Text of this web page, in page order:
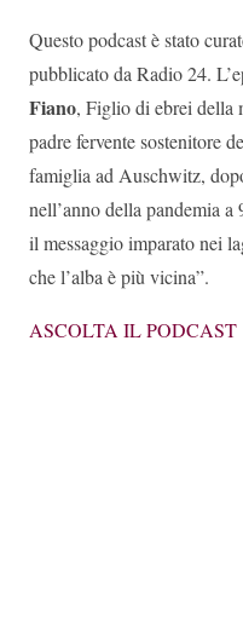
Questo podcast è stato
pubblicato da Radio 24.
Fiano, Figlio di ebrei della
padre fervente sostenitore
famiglia ad Auschwitz,
nell’anno della pandemia
il messaggio imparato nei
che l’alba è più vicina”.
ASCOLTA IL PODCAST